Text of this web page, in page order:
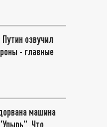
озвучил
- главные
машина
Что